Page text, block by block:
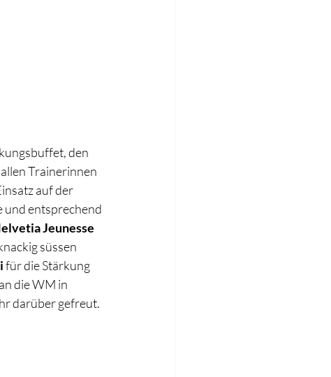
den
Trainerinnen
auf der
und entsprechend
Jeunesse
süssen
für die Stärkung
die WM in
darüber gefreut.